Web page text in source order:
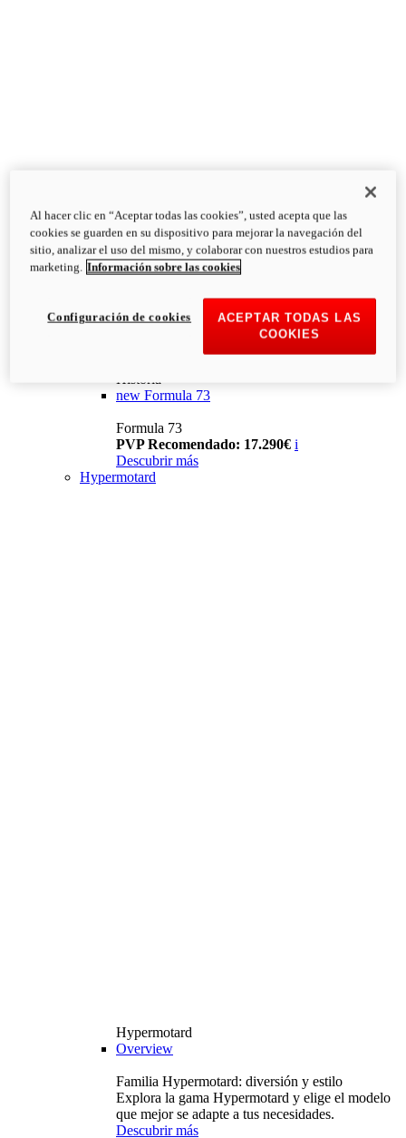
Historia
new Formula 73
Formula 73
PVP Recomendado: 17.290€ i
Descubrir más
Hypermotard
Hypermotard
Overview
Familia Hypermotard: diversión y estilo
Explora la gama Hypermotard y elige el modelo
que mejor se adapte a tus necesidades.
Descubrir más
Al hacer clic en “Aceptar todas las cookies”, usted acepta que las
cookies se guarden en su dispositivo para mejorar la navegación del
sitio, analizar el uso del mismo, y colaborar con nuestros estudios para
marketing. Información sobre las cookies
ACEPTAR TODAS LAS
COOKIES
Configuración de cookies